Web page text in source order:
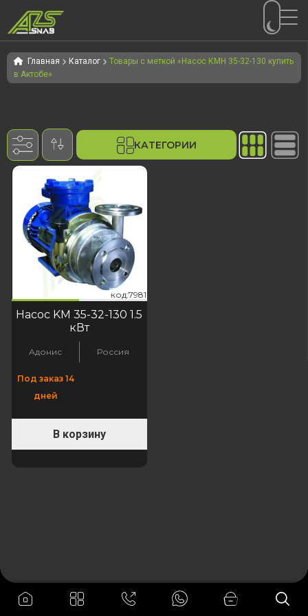
Перейти
к
навигации
Перейти
к
содержимому
Главная Каталог
Товары с меткой «Насос КМН 35-32-130 купить
в Актобе»
КАТЕГОРИИ
код:7981
Насос KM 35-32-130 1.5
кВт
Адонис Россия
Под заказ 14
дней
В корзину